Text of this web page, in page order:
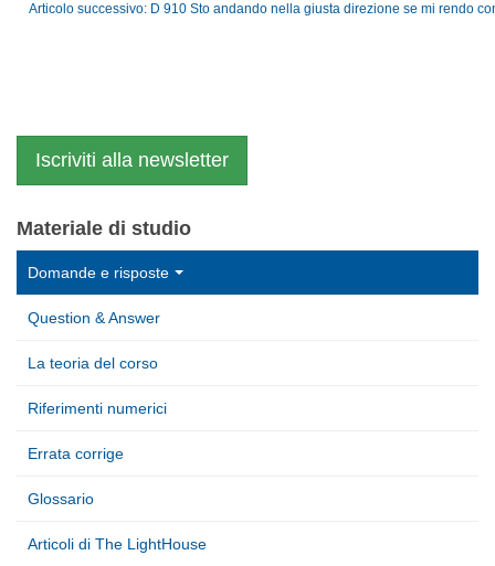
Articolo successivo: D 910 Sto andando nella giusta direzione se mi rendo
Iscriviti alla newsletter
Materiale di studio
Domande e risposte
Question & Answer
La teoria del corso
Riferimenti numerici
Errata corrige
Glossario
Articoli di The LightHouse